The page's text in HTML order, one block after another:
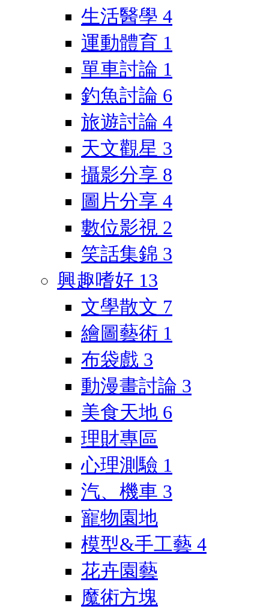
生活醫學 4
運動體育 1
單車討論 1
釣魚討論 6
旅遊討論 4
天文觀星 3
攝影分享 8
圖片分享 4
數位影視 2
笑話集錦 3
興趣嗜好 13
文學散文 7
繪圖藝術 1
布袋戲 3
動漫畫討論 3
美食天地 6
理財專區
心理測驗 1
汽、機車 3
寵物園地
模型&手工藝 4
花卉園藝
魔術方塊